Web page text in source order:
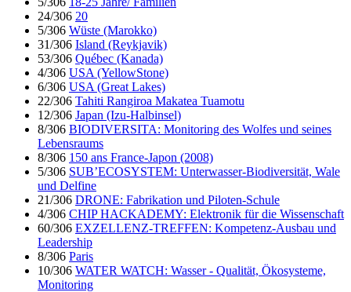
24/306 20
5/306 Wüste (Marokko)
31/306 Island (Reykjavik)
53/306 Québec (Kanada)
4/306 USA (YellowStone)
6/306 USA (Great Lakes)
22/306 Tahiti Rangiroa Makatea Tuamotu
12/306 Japan (Izu-Halbinsel)
8/306 BIODIVERSITA: Monitoring des Wolfes und seines
Lebensraums
8/306 150 ans France-Japon (2008)
5/306 SUB’ECOSYSTEM: Unterwasser-Biodiversität, Wale
und Delfine
21/306 DRONE: Fabrikation und Piloten-Schule
4/306 CHIP HACKADEMY: Elektronik für die Wissenschaft
60/306 EXZELLENZ-TREFFEN: Kompetenz-Ausbau und
Leadership
8/306 Paris
10/306 WATER WATCH: Wasser - Qualität, Ökosysteme,
Monitoring